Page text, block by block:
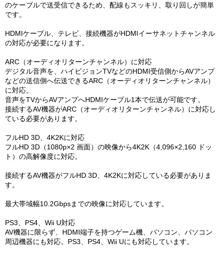
のケーブルで送受信できるため、配線もスッキリ、取り回しが簡単
です。
HDMIケーブル、テレビ、接続機器がHDMIイーサネットチャンネル
の対応が必要になります。
ARC（オーディオリターンチャンネル）に対応
デジタル音声を、ハイビジョンTVなどのHDMI受信側からAVアンプ
などの送信側へ伝送できるARC（オーディオリターンチャンネル）
に対応。
音声をTVからAVアンプへHDMIケーブル1本で伝送が可能です。
接続するAV機器がARC（オーディオリターンチャンネル）に対応し
ている必要があります。
フルHD 3D、4K2Kに対応
フルHD 3D（1080p×2 画面）の映像から4K2K（4,096×2,160 ドッ
ト）の高解像度に対応。
接続するAV機器がフルHD 3D、4K2Kに対応している必要がありま
す。
最大帯域幅10.2Gbpsまでの映像に対応しています。
PS3、PS4、Wii U対応
AV機器に限らず、HDMI端子を持つゲーム機、パソコン、パソコン
周辺機器にも対応。PS3、PS4、Wii Uにも対応しています。